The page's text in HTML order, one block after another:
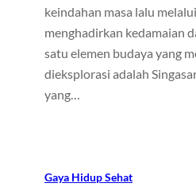
keindahan masa lalu
menghadirkan kedamaian
satu elemen budaya yang
dieksplorasi adalah
yang…
Gaya Hidup Sehat